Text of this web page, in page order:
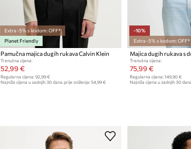
Extra -5% s kodom: OFF*
Planet Friendly
Pamučna majica dugih rukava Calvin Klein
Trenutna cijena:
52,99 €
Regularna cijena: 92,99 €
Najniža cijena u zadnjih 30 dana prije sniženja: 54,99 €
-10%
Extra -5% s kodom: OFF*
Trenutna cijena:
75,99 €
Regularna cijena: 149,90 €
Najniža cijena u zadnjih 30